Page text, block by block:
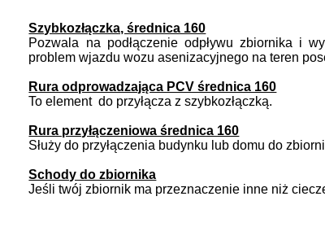
Szybkozłączka, średnica 160
Pozwala na podłączenie odpływu zbiornika i
problem wjazdu wozu asenizacyjnego na teren
Rura odprowadzająca PCV średnica 160
To element do przyłącza z szybkozłączką.
Rura przyłączeniowa średnica 160
Służy do przyłączenia budynku lub domu do
Schody do zbiornika
Jeśli twój zbiornik ma przeznaczenie inne niż